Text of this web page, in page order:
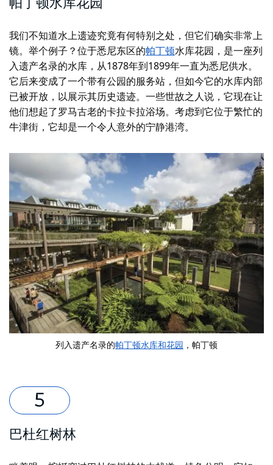
帕丁顿水库花园
我们不知道水上遗迹究竟有何特别之处，但它们确实非常上
镜。举个例子？位于悉尼东区的帕丁顿水库花园，是一座列
入遗产名录的水库，从1878年到1899年一直为悉尼供水。
它后来变成了一个带有公园的服务站，但如今它的水库内部
已被开放，以展示其历史遗迹。一些世故之人说，它现在让
他们想起了罗马古老的卡拉卡拉浴场。考虑到它位于繁忙的
牛津街，它却是一个令人意外的宁静港湾。
列入遗产名录的帕丁顿水库和花园 ，帕丁顿
巴杜红树林